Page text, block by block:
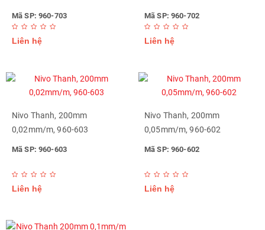
Mã SP: 960-703
Liên hệ
Mã SP: 960-702
Liên hệ
Nivo Thanh, 200mm
0,02mm/m, 960-603
Mã SP: 960-603
Liên hệ
Nivo Thanh, 200mm
0,05mm/m, 960-602
Mã SP: 960-602
Liên hệ